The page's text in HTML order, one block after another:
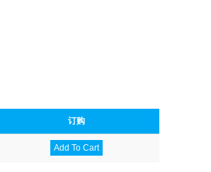
订购
Add To Cart